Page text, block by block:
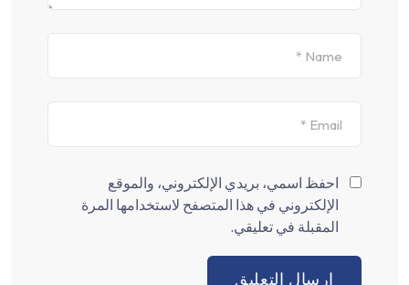
احفظ اسمي، بريدي الإلكتروني، والموقع
الإلكتروني في هذا المتصفح لاستخدامها المرة
المقبلة في تعليقي.